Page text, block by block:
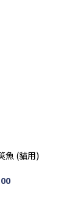
魚 (貓用)